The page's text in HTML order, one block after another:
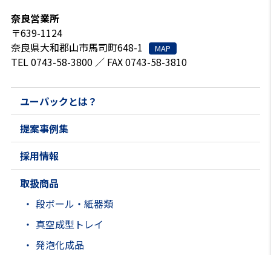
奈良営業所
〒639-1124
奈良県大和郡山市馬司町648-1
MAP
TEL 0743-58-3800 ／ FAX 0743-58-3810
ユーパックとは？
提案事例集
採用情報
取扱商品
段ボール・紙器類
真空成型トレイ
発泡化成品